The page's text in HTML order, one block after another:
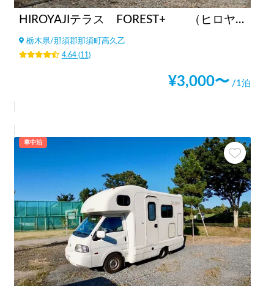
HIROYAJIテラス FOREST+ （ヒロヤジテラス フォレストプラス）
栃木県/那須郡那須町高久乙
4.64(11 )
¥3,000〜 /1泊
車中泊